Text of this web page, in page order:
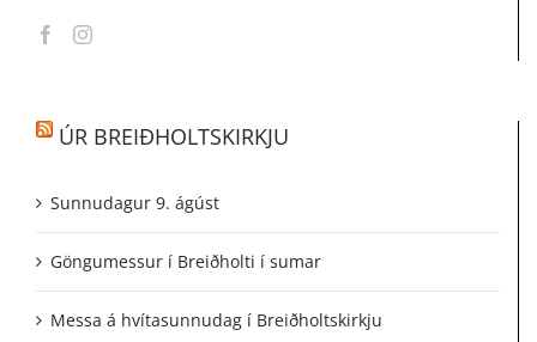
ÚR BREIÐHOLTSKIRKJU
Sunnudagur 9. ágúst
Göngumessur í Breiðholti í sumar
Messa á hvítasunnudag í Breiðholtskirkju